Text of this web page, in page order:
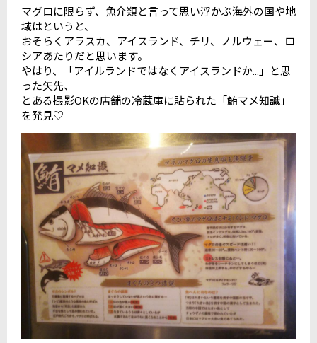
マグロに限らず、魚介類と言って思い浮かぶ海外の国や地
域はというと、
おそらくアラスカ、アイスランド、チリ、ノルウェー、ロ
シアあたりだと思います。
やはり、「アイルランドではなくアイスランドか...」と思
った矢先、
とある撮影OKの店舗の冷蔵庫に貼られた「鮪マメ知識」
を発見♡